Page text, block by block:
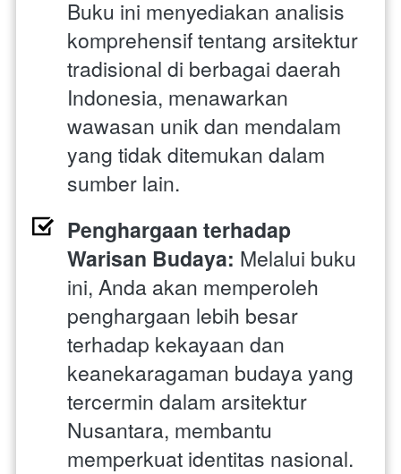
Buku ini menyediakan analisis
komprehensif tentang arsitektur
tradisional di berbagai daerah
Indonesia, menawarkan
wawasan unik dan mendalam
yang tidak ditemukan dalam
sumber lain.
Penghargaan terhadap
Warisan Budaya: Melalui buku
ini, Anda akan memperoleh
penghargaan lebih besar
terhadap kekayaan dan
keanekaragaman budaya yang
tercermin dalam arsitektur
Nusantara, membantu
memperkuat identitas nasional.